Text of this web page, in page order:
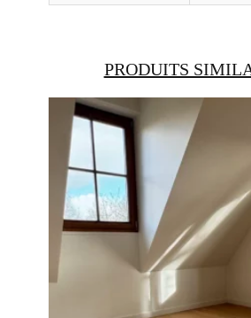
PRODUITS